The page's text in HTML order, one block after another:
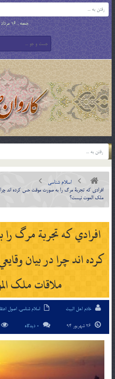
جمعه , 16 مرداد 1405
اسلام شناسی
افرادي كه تجربة مرگ را به صورت موقت حس كرده اند چرا
ملک الموت نيست؟
افرادي كه تجربة مرگ
كرده اند چرا در بيان
ملاقات ملک
خادم اهل البیت اسلام شناسی, اصول
0 دیدگاه